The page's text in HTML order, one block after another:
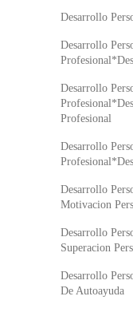
Desarrollo
Desarrollo
Desarrollo
Profesional
Desarrollo
Desarrollo
Motivacion
Desarrollo
Superacion
Desarrollo
De Autoayuda